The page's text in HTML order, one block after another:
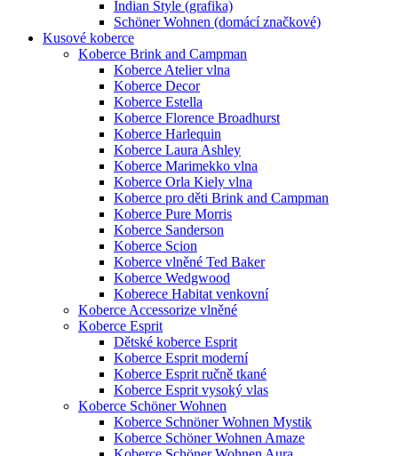
Indian Style (grafika)
Schöner Wohnen (domácí značkové)
Kusové koberce
Koberce Brink and Campman
Koberce Atelier vlna
Koberce Decor
Koberce Estella
Koberce Florence Broadhurst
Koberce Harlequin
Koberce Laura Ashley
Koberce Marimekko vlna
Koberce Orla Kiely vlna
Koberce pro děti Brink and Campman
Koberce Pure Morris
Koberce Sanderson
Koberce Scion
Koberce vlněné Ted Baker
Koberce Wedgwood
Koberece Habitat venkovní
Koberce Accessorize vlněné
Koberce Esprit
Dětské koberce Esprit
Koberce Esprit moderní
Koberce Esprit ručně tkané
Koberce Esprit vysoký vlas
Koberce Schöner Wohnen
Koberce Schnöner Wohnen Mystik
Koberce Schöner Wohnen Amaze